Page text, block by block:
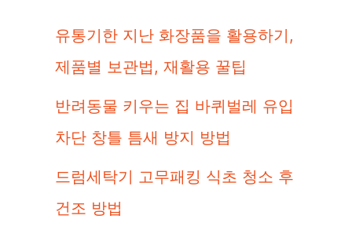
유통기한 지난 화장품을 활용하기,
제품별 보관법, 재활용 꿀팁
반려동물 키우는 집 바퀴벌레 유입
차단 창틀 틈새 방지 방법
드럼세탁기 고무패킹 식초 청소 후
건조 방법